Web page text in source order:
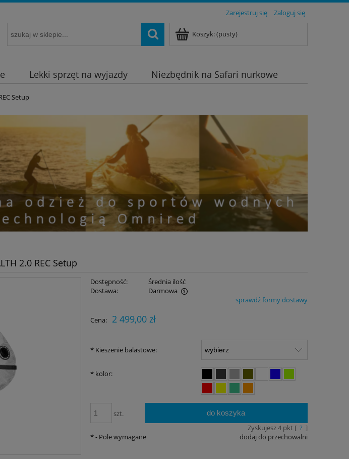
Zarejestruj się Zaloguj się
Koszyk:(pusty)
Lekki sprzęt na wyjazdy
Niezbędnik na Safari nurkowe
Setup
2.0 REC Setup
Dostępność:
Średnia ilość
Dostawa:
Darmowa
sprawdź formy dostawy
Cena: 2 499,00 zł
* Kieszenie balastowe:
* kolor:
szt. do koszyka
Zyskujesz4pkt [ ? ]
dodaj do przechowalni
*- Pole wymagane